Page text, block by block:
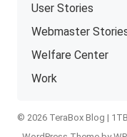
User Stories
Webmaster
Welfare Center
Work
© 2026 TeraBox Blog |